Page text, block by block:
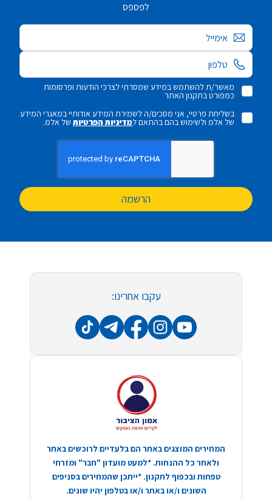
לפספס
אימייל
מאשר/ת להשתמש במידע שמסרתי לצרכי הודעות ופרסומות
כמפורט בתקנון האתר
בשליחת פרטיי, אני מסכים/ה לשמירת המידע אודותיי במאגרי המידע
של אלמ ולשימוש בהם בהתאם למדיניות הפרטיותשל אלמ.
הרשמה
עקבו אחרינו:
המחירים המוצגים באתר הם בלעדיים לרוכשים באתר
ולאחר כל ההנחות. *למעט מועדון "חבר" ומזרחי
טפחות ובכפוף לתקנון. *ייתכן שהמחירים בסניפים
השונים ו/או באתר ו/או בטלפון יהיו שונים.